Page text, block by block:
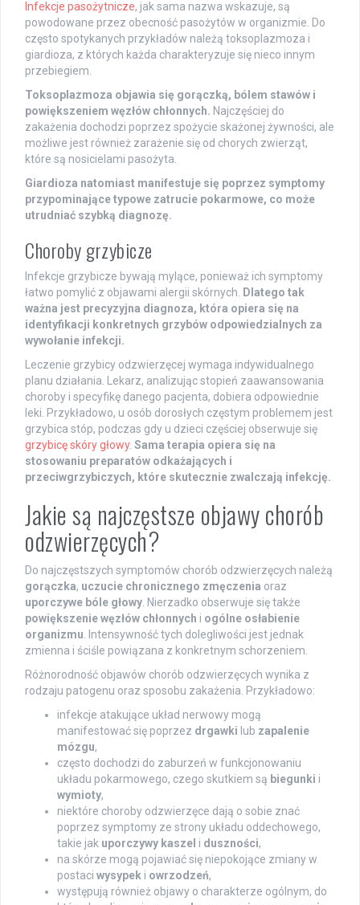
Infekcje pasożytnicze, jak sama nazwa wskazuje, są
powodowane przez obecność pasożytów w organizmie. Do
często spotykanych przykładów należą toksoplazmoza i
giardioza, z których każda charakteryzuje się nieco innym
przebiegiem.
Toksoplazmoza objawia się gorączką, bólem stawów i
powiększeniem węzłów chłonnych. Najczęściej do
zakażenia dochodzi poprzez spożycie skażonej żywności, ale
możliwe jest również zarażenie się od chorych zwierząt,
które są nosicielami pasożyta.
Giardioza natomiast manifestuje się poprzez symptomy
przypominające typowe zatrucie pokarmowe, co może
utrudniać szybką diagnozę.
Choroby grzybicze
Infekcje grzybicze bywają mylące, ponieważ ich symptomy
łatwo pomylić z objawami alergii skórnych. Dlatego tak
ważna jest precyzyjna diagnoza, która opiera się na
identyfikacji konkretnych grzybów odpowiedzialnych za
wywołanie infekcji.
Leczenie grzybicy odzwierzęcej wymaga indywidualnego
planu działania. Lekarz, analizując stopień zaawansowania
choroby i specyfikę danego pacjenta, dobiera odpowiednie
leki. Przykładowo, u osób dorosłych częstym problemem jest
grzybica stóp, podczas gdy u dzieci częściej obserwuje się
grzybicę skóry głowy. Sama terapia opiera się na
stosowaniu preparatów odkażających i
przeciwgrzybiczych, które skutecznie zwalczają infekcję.
Jakie są najczęstsze objawy chorób
odzwierzęcych?
Do najczęstszych symptomów chorób odzwierzęcych należą
gorączka, uczucie chronicznego zmęczenia oraz
uporczywe bóle głowy. Nierzadko obserwuje się także
powiększenie węzłów chłonnych i ogólne osłabienie
organizmu. Intensywność tych dolegliwości jest jednak
zmienna i ściśle powiązana z konkretnym schorzeniem.
Różnorodność objawów chorób odzwierzęcych wynika z
rodzaju patogenu oraz sposobu zakażenia. Przykładowo:
infekcje atakujące układ nerwowy mogą
manifestować się poprzez drgawki lub zapalenie
mózgu,
często dochodzi do zaburzeń w funkcjonowaniu
układu pokarmowego, czego skutkiem są biegunki i
wymioty,
niektóre choroby odzwierzęce dają o sobie znać
poprzez symptomy ze strony układu oddechowego,
takie jak uporczywy kaszel i duszności,
na skórze mogą pojawiać się niepokojące zmiany w
postaci wysypek i owrzodzeń,
występują również objawy o charakterze ogólnym, do